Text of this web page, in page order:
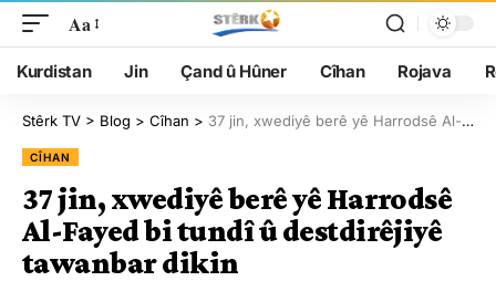
Aa
Kurdistan Jin Çand û Hûner Cîhan Rojava
Stêrk TV > Blog > Cîhan > 37 jin, xwediyê berê yê Harrodsê Al-Fayed bi tundî û destdirêjiyê tawanbar dikin
CÎHAN
37 jin, xwediyê berê yê Harrodsê
Al-Fayed bi tundî û destdirêjiyê
tawanbar dikin